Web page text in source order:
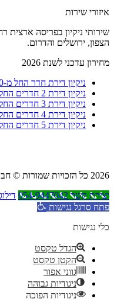
איזורי שירות
שירותי ניקיון בפריסה
הצפון, ירושלים והדרום.
מחירון עדכני לשנת 2026
ניקיון דירת חדר החל מ-₪400
ניקיון דירת 2 חדרים החל מ-₪800
ניקיון דירת 3 חדרים החל מ-₪1100
ניקיון דירת 4 חדרים החל מ-₪1300
ניקיון דירת 5 חדרים החל מ-₪1500
2026 כל הזכויות שמורות © חברת ניקיון - הבית המבריק
יצירת קשר 054-9447042
פתח סרגל נגישות
כלי נגישות
הגדל טקסט
הקטן טקסט
גווני אפור
ניגודיות גבוהה
ניגודיות הפוכה